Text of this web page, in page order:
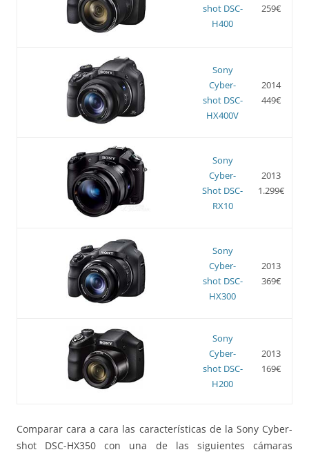
shot DSC-
H400
259€
Sony
Cyber-
shot DSC-
HX400V
2014
449€
Sony
Cyber-
Shot DSC-
RX10
2013
1.299€
Sony
Cyber-
shot DSC-
HX300
2013
369€
Sony
Cyber-
shot DSC-
H200
2013
169€
Comparar cara a cara las características de la Sony Cyber-
shot DSC-HX350 con una de las siguientes cámaras